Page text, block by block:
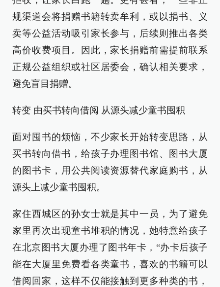
规渠道会将捐赠书籍转卖牟利，或以捐书、义
卖等公益活动吸引家长参与，后续则推出各类
高价收费项目。因此，家长捐赠前需提前联系
正规公益组织或社区居委会，确认相关要求，
避免盲目捐赠。
转变 由买书转向借阅 从源头减少童书囤积
面对囤书的烦恼，不少家长开始转变思路，从
买书转向借书，给孩子办理图书馆、图书大厦
的图书卡，用公共阅读资源替代家庭购书，从
源头上减少童书囤积。
家住西城区的孙女士就是其中一员，为了避免
家里再次出现童书堆积的情况，她特意给孩子
在北京图书大厦办理了图书年卡，“办卡后孩子
能在大厦里免费看各类童书，喜欢的书籍可以
借阅回家，这样不仅能接触到更多种类的书，